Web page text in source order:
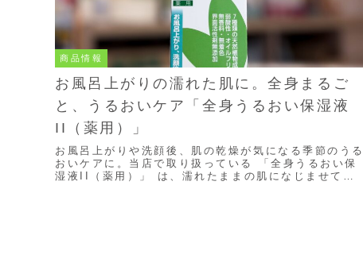
商品情報
お風呂上がりの濡れた肌に。全身まるご
と、うるおいケア「全身うるおい保湿液
II（薬用）」
お風呂上がりや洗顔後、肌の乾燥が気になる季節のうる
おいケアに。当店で取り扱っている 「全身うるおい保
湿液II（薬用）」 は、濡れたままの肌になじませて使